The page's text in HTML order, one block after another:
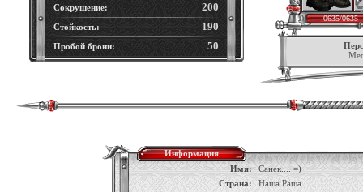
Сокрушение: 200
Стойкость: 190
Пробой брони: 50
0635/0635
Информация
Имя:
Санек.... =)
Страна:
Наша Раша